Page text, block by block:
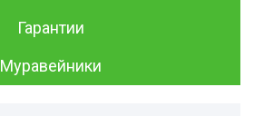
Гарантии
Муравейники